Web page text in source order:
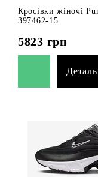
Кросівки жіночі
397462-15
5823 грн